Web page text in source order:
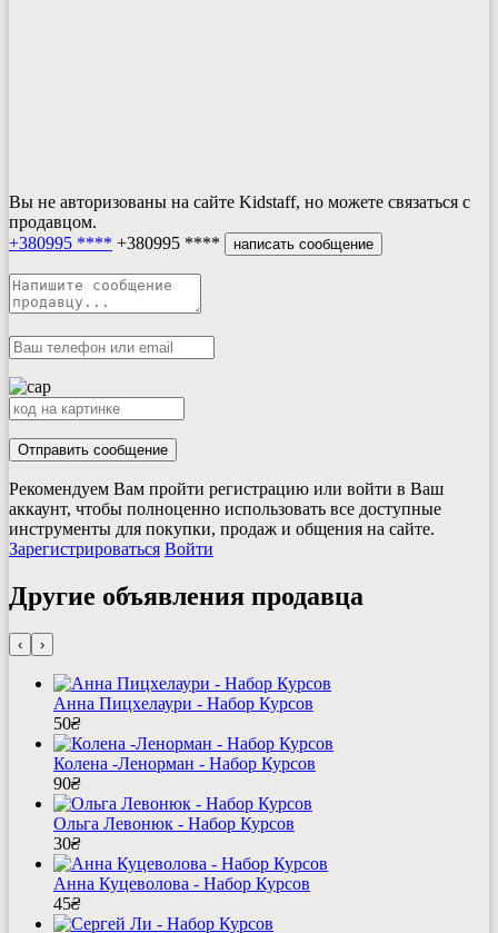
Вы не авторизованы на сайте Kidstaff, но можете связаться с
продавцом.
+380995 **** +380995 **** написать сообщение
Отправить сообщение
Рекомендуем Вам пройти регистрацию или войти в Ваш
аккаунт, чтобы полноценно использовать все доступные
инструменты для покупки, продаж и общения на сайте.
Зарегистрироваться Войти
Другие объявления продавца
‹ ›
Анна Пицхелаури - Набор Курсов
50₴
Колена -Ленорман - Набор Курсов
90₴
Ольга Левонюк - Набор Курсов
30₴
Анна Куцеволова - Набор Курсов
45₴